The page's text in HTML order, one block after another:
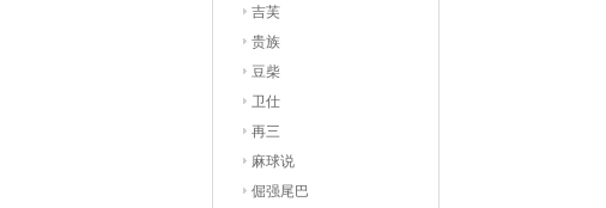
吉芙
贵族
豆柴
卫仕
再三
麻球说
倔强尾巴